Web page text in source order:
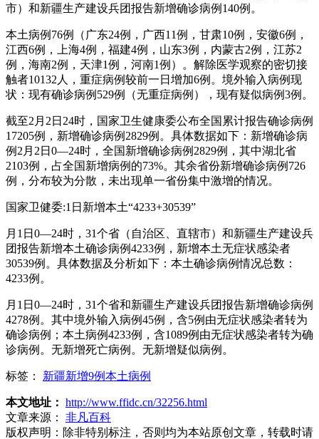
市）和新疆生产建设兵团报告新增确诊病例140例。
本土病例76例（广东24例，广西11例，甘肃10例，安徽6例，
江西6例，上海4例，福建4例，山东3例，内蒙古2例，江苏2
例，海南2例，天津1例，河南1例）。解除医学观察的密切接
触者10132人，重症病例较前一日增加6例。境外输入病例现
状：现有确诊病例529例（无重症病例），现有疑似病例3例。
截至2月2日24时，国家卫生健康委公布全国累计报告确诊病例
17205例，新增确诊病例2829例。具体数据如下：新增确诊病
例2月2日0—24时，全国新增确诊病例2829例，其中湖北省
2103例，占全国新增病例的73%。其余省份新增确诊病例726
例，分布较为分散，未出现单一省份集中激增的情况。
国家卫健委:1日新增本土“4233+30539”
月1日0—24时，31个省（自治区、直辖市）和新疆生产建设兵
团报告新增本土确诊病例4233例，新增本土无症状感染者
30539例。具体数据及分析如下：本土确诊病例情况总数：
4233例。
月1日0—24时，31个省和新疆生产建设兵团报告新增确诊病例
4278例。其中境外输入病例45例，含5例由无症状感染者转为
确诊病例；本土病例4233例，含1089例由无症状感染者转为确
诊病例。无新增死亡病例。无新增疑似病例。
标签： 新疆新增9例本土病例
本文地址： http://www.ffidc.cn/32256.html
文章来源：
非凡百科
版权声明： 除非特别标注，否则均为本站原创文章，转载时请